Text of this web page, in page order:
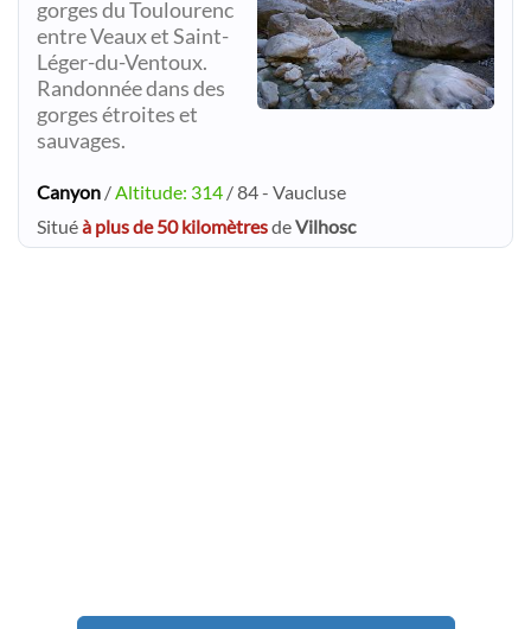
gorges du Toulourenc
entre Veaux et Saint-
Léger-du-Ventoux.
Randonnée dans des
gorges étroites et
sauvages.
Canyon /Altitude: 314 / 84 - Vaucluse
Situéà plus de 50 kilomètresdeVilhosc